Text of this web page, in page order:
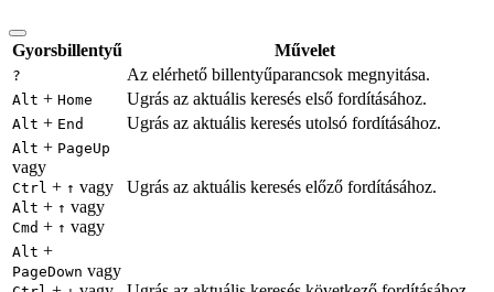
Gyorsbillentyű Művelet
? Az elérhető billentyűparancsok megnyitása.
Alt + Home Ugrás az aktuális keresés első fordításához.
Alt + End Ugrás az aktuális keresés utolsó fordításához.
Alt + PageUp
vagy
Ctrl + ↑ vagy
Alt + ↑ vagy
Cmd + ↑ vagy
Ugrás az aktuális keresés előző fordításához.
Alt +
PageDown vagy